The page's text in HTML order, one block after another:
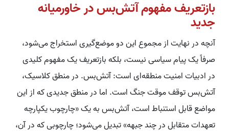
بازتعریف مفهوم آتش‌بس در خاورمیانه
جدید
آنچه در نهایت از مجموع این دو موضع‌گیری استخراج می‌شود،
صرفاً یک پیام سیاسی نیست، بلکه بازتعریف یک مفهوم کلیدی
در ادبیات امنیت منطقه‌ای است: آتش‌بس. در منطق کلاسیک،
آتش‌بس توقف موقت جنگ است. اما در منطق جدیدی که از این
مواضع قابل استنباط است، آتش‌بس به یک «چارچوب یکپارچه
تعهدات متقابل در چند جبهه» تبدیل می‌شود؛ چارچوبی که در آن،